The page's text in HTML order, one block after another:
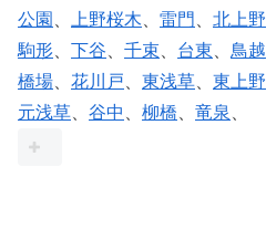
公園
上野桜木 雷門 北上野
駒形
下谷 千束 台東 鳥越
橋場
花川戸 東浅草 東上野
元浅草
谷中 柳橋 竜泉